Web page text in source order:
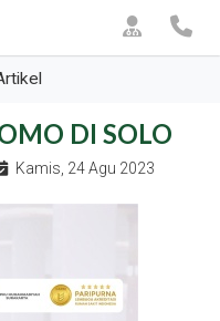
DI SOLO
Kamis, 24 Agu 2023